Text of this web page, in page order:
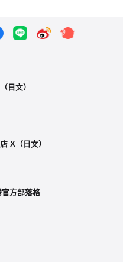
日文）
X（日文）
方部落格